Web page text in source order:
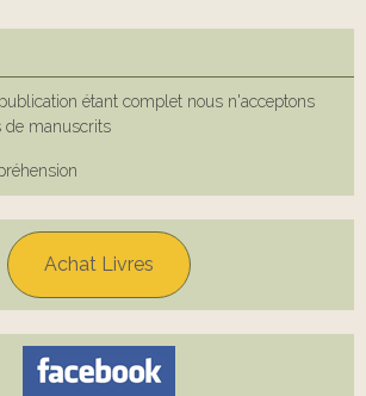
étant complet nous n'acceptons
de manuscrits
Achat Livres